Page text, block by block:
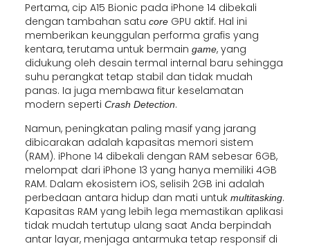
Pertama, cip A15 Bionic pada iPhone 14 dibekali
dengan tambahan satu coreGPU aktif. Hal ini
memberikan keunggulan performa grafis yang
kentara, terutama untuk bermain game, yang
didukung oleh desain termal internal baru sehingga
suhu perangkat tetap stabil dan tidak mudah
panas. Ia juga membawa fitur keselamatan
modern seperti Crash Detection.
Namun, peningkatan paling masif yang jarang
dibicarakan adalah kapasitas memori sistem
(RAM). iPhone 14 dibekali dengan RAM sebesar 6GB,
melompat dari iPhone 13 yang hanya memiliki 4GB
RAM. Dalam ekosistem iOS, selisih 2GB ini adalah
perbedaan antara hidup dan mati untuk multitasking.
Kapasitas RAM yang lebih lega memastikan aplikasi
tidak mudah tertutup ulang saat Anda berpindah
antar layar, menjaga antarmuka tetap responsif di